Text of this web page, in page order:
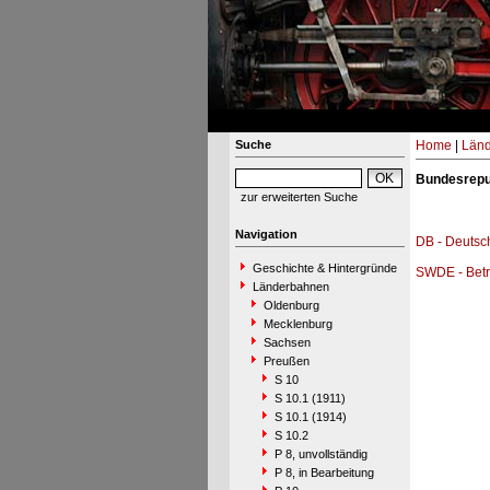
Suche
zur erweiterten Suche
Navigation
Geschichte & Hintergründe
Länderbahnen
Oldenburg
Mecklenburg
Sachsen
Preußen
S 10
S 10.1 (1911)
S 10.1 (1914)
S 10.2
P 8, unvollständig
P 8, in Bearbeitung
Home
DB -
SWDE -